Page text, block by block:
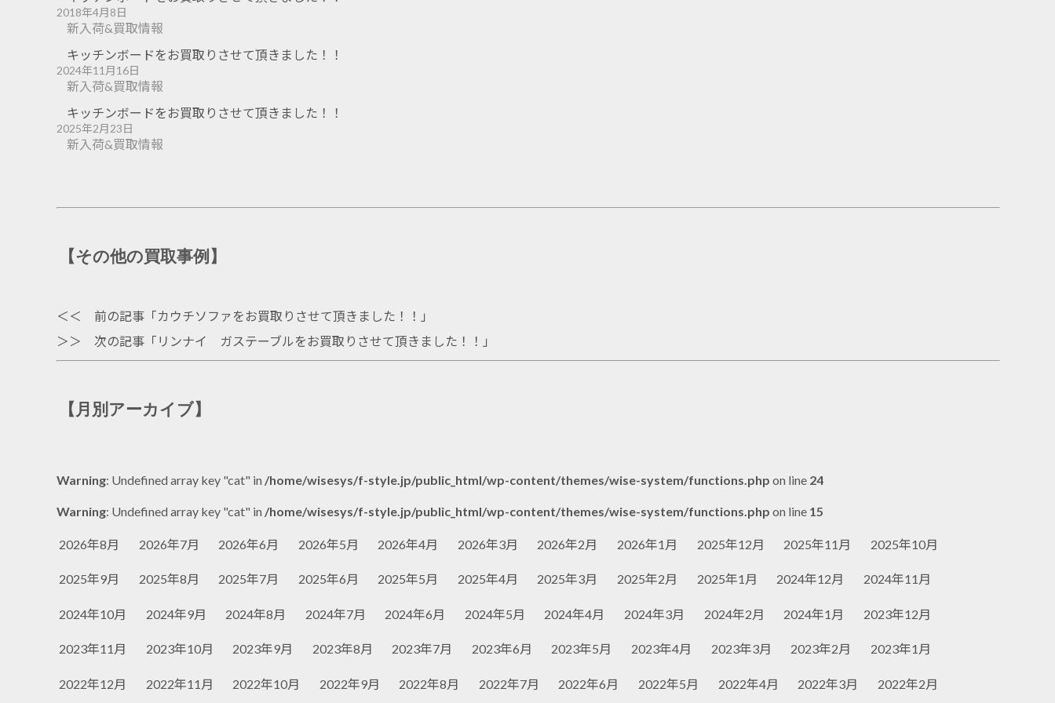
2018年4月8日
新入荷&買取情報
キッチンボードをお買取りさせて頂きました！！
2024年11月16日
新入荷&買取情報
キッチンボードをお買取りさせて頂きました！！
2025年2月23日
新入荷&買取情報
【その他の買取事例】
＜＜ 前の記事「カウチソファをお買取りさせて頂きました！！ 」
＞＞ 次の記事「 リンナイ ガステーブルをお買取りさせて頂きました！！ 」
【月別アーカイブ】
Warning: Undefined array key "cat" in /home/wisesys/f-style.jp/public_html/wp-content/themes/wise-system/functions.php on line 24
Warning: Undefined array key "cat" in /home/wisesys/f-style.jp/public_html/wp-content/themes/wise-system/functions.php on line 15
2026年8月 2026年7月 2026年6月 2026年5月 2026年4月 2026年3月 2026年2月 2026年1月 2025年12月 2025年11月 2025年10月
2025年9月 2025年8月 2025年7月 2025年6月 2025年5月 2025年4月 2025年3月 2025年2月 2025年1月 2024年12月 2024年11月
2024年10月 2024年9月 2024年8月 2024年7月 2024年6月 2024年5月 2024年4月 2024年3月 2024年2月 2024年1月 2023年12月
2023年11月 2023年10月 2023年9月 2023年8月 2023年7月 2023年6月 2023年5月 2023年4月 2023年3月 2023年2月 2023年1月
2022年12月 2022年11月 2022年10月 2022年9月 2022年8月 2022年7月 2022年6月 2022年5月 2022年4月 2022年3月 2022年2月